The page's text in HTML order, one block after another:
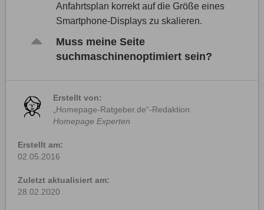
Anfahrtsplan korrekt auf die Größe eines
Smartphone-Displays zu skalieren.
Muss meine Seite
suchmaschinenoptimiert sein?
Erstellt von:
„Homepage-Ratgeber.de“-Redaktion
Homepage Experten
Erstellt am:
02.05.2016
Zuletzt aktualisiert am:
28.02.2020